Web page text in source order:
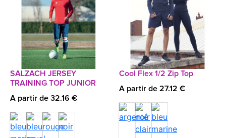
SALZACH JERSEY
TRAINING TOP JUNIOR
A partir de 32.16 €
Cool Flex 1/2 Zip Top
A partir de 27.12 €